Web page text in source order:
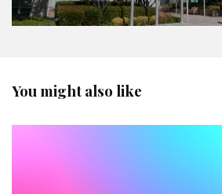
You might also like